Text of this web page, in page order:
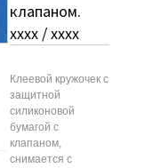
клапаном.
хххх / хххх
Клеевой кружочек с
защитной
силиконовой
бумагой с
клапаном,
снимается с